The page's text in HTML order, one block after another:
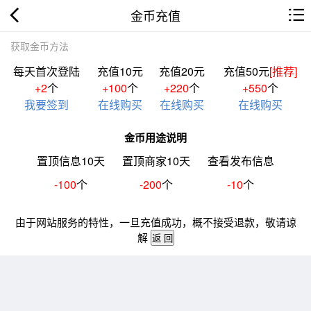
金币充值
获取金币方法
每天首次登陆
+2个
我要签到
充值10元
+100个
在线购买
充值20元
+220个
在线购买
充值50元[推荐]
+550个
在线购买
金币用途说明
置顶信息10天 置顶商家10天
查看发布信息
-100个 -200个 -10个
由于网站服务的特性，一旦充值成功，概不接受退款，敬请谅
解